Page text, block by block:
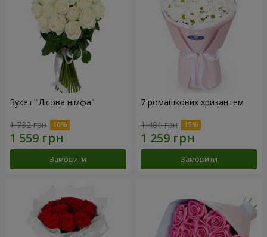
Букет "Лісова німфа"
1 732 грн
Замовити
7 ромашкових хризантем
1 481 грн
Замовити